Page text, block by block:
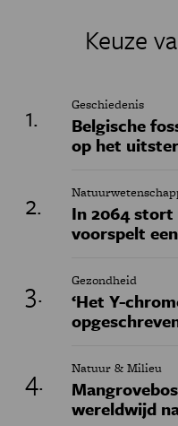
Keuze
Geschiedenis
Belgische
op het
In 2064
voorspelt
Gezondheid
‘Het Y-
Natuur & Milieu
wereldwijd